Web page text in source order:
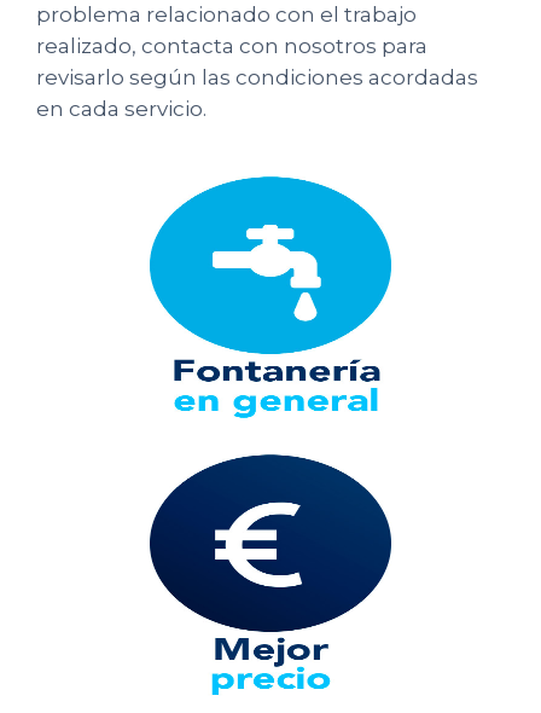
problema relacionado con el trabajo
realizado, contacta con nosotros para
revisarlo según las condiciones acordadas
en cada servicio.